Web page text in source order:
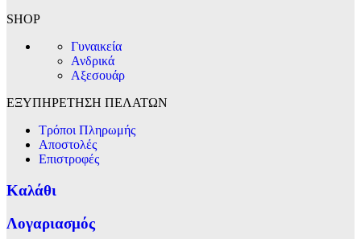
SHOP
Γυναικεία
Ανδρικά
Αξεσουάρ
ΕΞΥΠΗΡΕΤΗΣΗ ΠΕΛΑΤΩΝ
Τρόποι Πληρωμής
Αποστολές
Επιστροφές
Καλάθι
Λογαριασμός